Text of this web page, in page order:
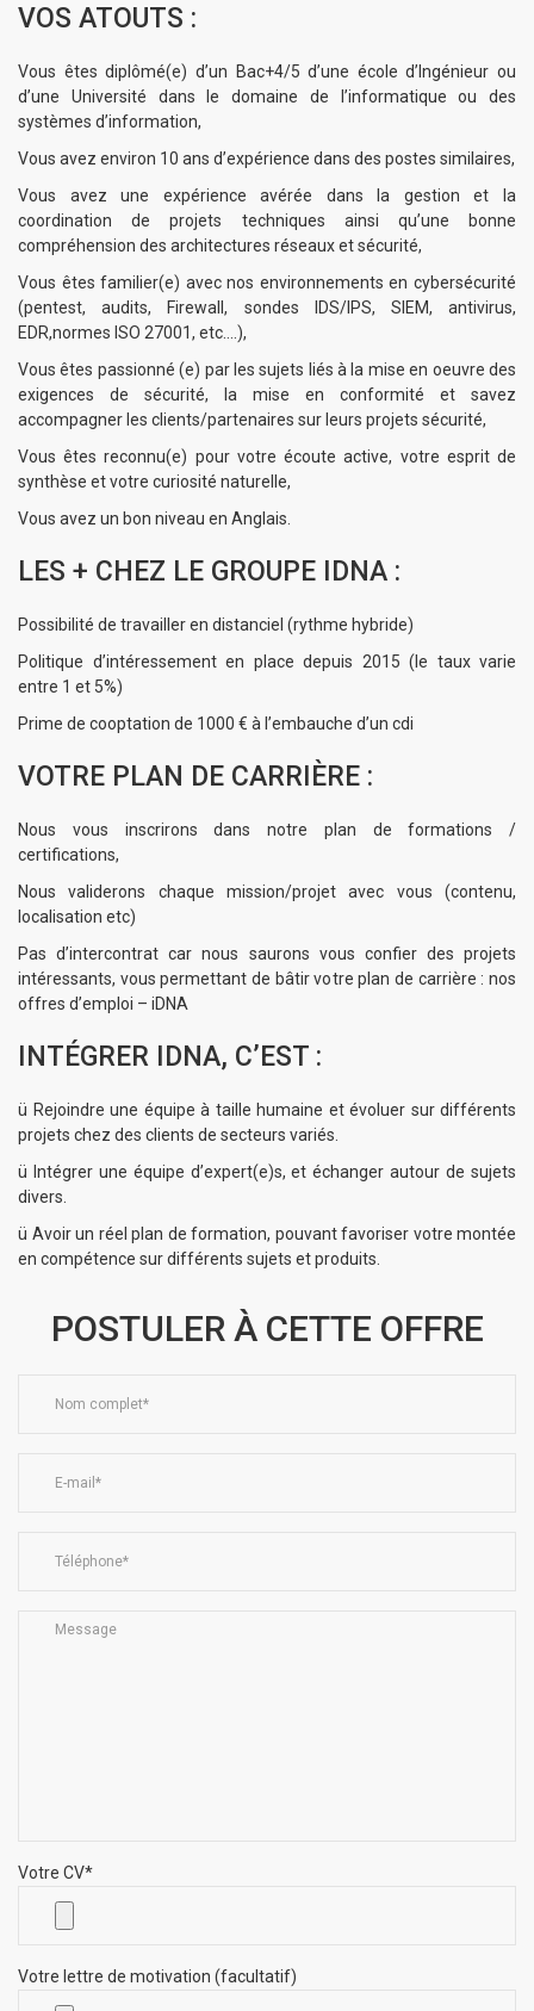
VOS ATOUTS :
Vous êtes diplômé(e) d’un Bac+4/5 d’une école d’Ingénieur ou
d’une Université dans le domaine de l’informatique ou des
systèmes d’information,
Vous avez environ 10 ans d’expérience dans des postes similaires,
Vous avez une expérience avérée dans la gestion et la
coordination de projets techniques ainsi qu’une bonne
compréhension des architectures réseaux et sécurité,
Vous êtes familier(e) avec nos environnements en cybersécurité
(pentest, audits, Firewall, sondes IDS/IPS, SIEM, antivirus,
EDR,normes ISO 27001, etc.…),
Vous êtes passionné (e) par les sujets liés à la mise en oeuvre des
exigences de sécurité, la mise en conformité et savez
accompagner les clients/partenaires sur leurs projets sécurité,
Vous êtes reconnu(e) pour votre écoute active, votre esprit de
synthèse et votre curiosité naturelle,
Vous avez un bon niveau en Anglais.
LES + CHEZ LE GROUPE IDNA :
Possibilité de travailler en distanciel (rythme hybride)
Politique d’intéressement en place depuis 2015 (le taux varie
entre 1 et 5%)
Prime de cooptation de 1000 € à l’embauche d’un cdi
VOTRE PLAN DE CARRIÈRE :
Nous vous inscrirons dans notre plan de formations /
certifications,
Nous validerons chaque mission/projet avec vous (contenu,
localisation etc)
Pas d’intercontrat car nous saurons vous confier des projets
intéressants, vous permettant de bâtir votre plan de carrière : nos
offres d’emploi – iDNA
INTÉGRER IDNA, C’EST :
ü Rejoindre une équipe à taille humaine et évoluer sur différents
projets chez des clients de secteurs variés.
ü Intégrer une équipe d’expert(e)s, et échanger autour de sujets
divers.
ü Avoir un réel plan de formation, pouvant favoriser votre montée
en compétence sur différents sujets et produits.
POSTULER À CETTE OFFRE
Votre CV*
Votre lettre de motivation (facultatif)